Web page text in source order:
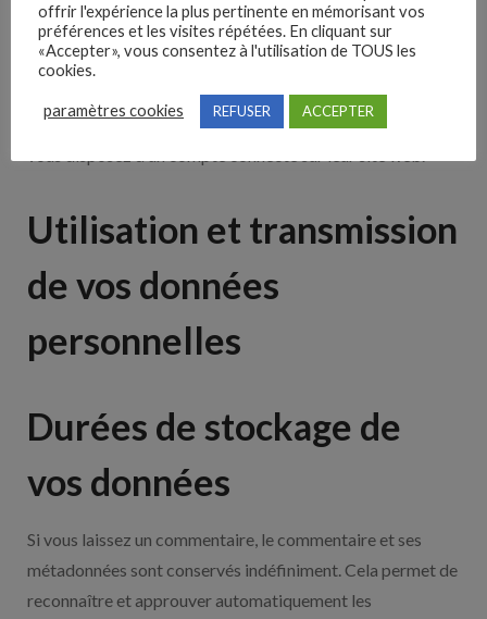
site.
Ces sites web pourraient collecter des données sur vous,
utiliser des cookies, embarquer des outils de suivis tiers,
suivre vos interactions avec ces contenus embarqués si
Utilisation et transmission
de vos données
personnelles
Durées de stockage de
vos données
Si vous laissez un commentaire, le commentaire et ses
métadonnées sont conservés indéfiniment. Cela permet de
reconnaître et approuver automatiquement les
offrir l'expérience la plus pertinente en mémorisant vos
préférences et les visites répétées. En cliquant sur
«Accepter», vous consentez à l'utilisation de TOUS les
cookies.
paramètres cookies REFUSER ACCEPTER